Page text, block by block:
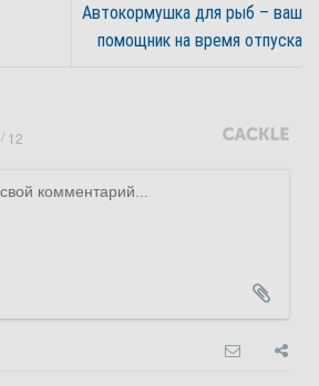
Автокормушка для рыб – ваш
помощник на время отпуска
/ 12